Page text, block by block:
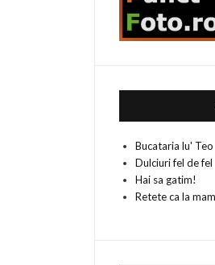
Bucataria lu' Teo
Dulciuri fel de fel
Hai sa gatim!
Retete ca la